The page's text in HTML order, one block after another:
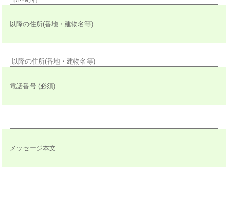
以降の住所(番地・建物名等)
電話番号 (必須)
メッセージ本文